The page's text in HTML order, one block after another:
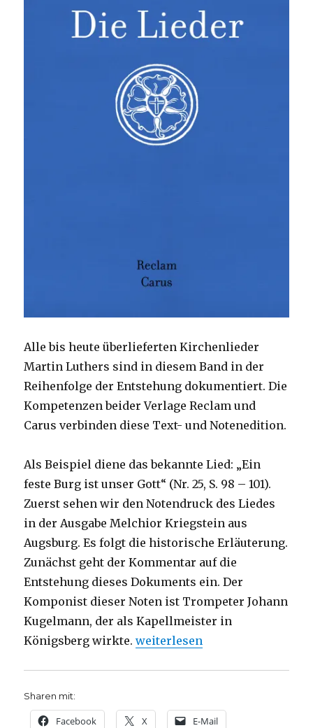
Alle bis heute überlieferten Kirchenlieder
Martin Luthers sind in diesem Band in der
Reihenfolge der Entstehung dokumentiert. Die
Kompetenzen beider Verlage Reclam und
Carus verbinden diese Text- und Notenedition.
Als Beispiel diene das bekannte Lied: „Ein
feste Burg ist unser Gott“ (Nr. 25, S. 98 – 101).
Zuerst sehen wir den Notendruck des Liedes
in der Ausgabe Melchior Kriegstein aus
Augsburg. Es folgt die historische Erläuterung.
Zunächst geht der Kommentar auf die
Entstehung dieses Dokuments ein. Der
Komponist dieser Noten ist Trompeter Johann
Kugelmann, der als Kapellmeister in
Königsberg wirkte.„Luthers Lieder –
weiterlesen
Sharen mit:
Facebook X E-Mail